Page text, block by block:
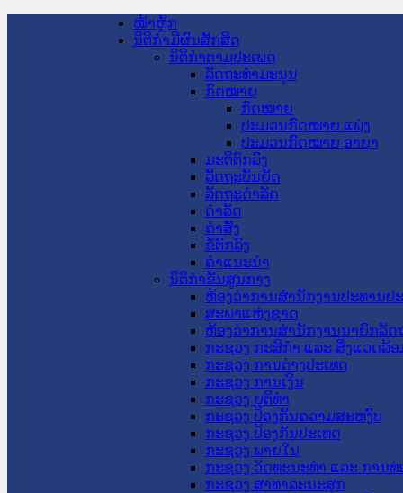
ໜ້າຫຼັກ
ນິຕິກໍາມີຜົນສັກສິດ
ນິຕິກໍາຕາມປະເພດ
ລັດຖະທໍາມະນູນ
ກົດໝາຍ
ກົດໝາຍ
ປະມວນກົດໝາຍ ແພ່ງ
ປະມວນກົດໝາຍ ອາຍາ
ມະຕິຕົກລົງ
ລັດຖະບັນຍັດ
ລັດຖະດໍາລັດ
ດໍາລັດ
ຄໍາສັ່ງ
ຂໍ້ຕົກລົງ
ຄໍາແນະນໍາ
ນິຕິກໍາຂັ້ນສູນກາງ
ຫ້ອງວ່າການສໍານັກງານປະທານປ
ສະພາແຫ່ງຊາດ
ຫ້ອງວ່າການສຳນັກງານນາຍົກລັດ
ກະຊວງ ກະສິກຳ ແລະ ສິ່ງແວດລ້ອ
ກະຊວງ ການຕ່າງປະເທດ
ກະຊວງ ການເງິນ
ກະຊວງ ຍຸຕິທໍາ
ກະຊວງ ປ້ອງກັນຄວາມສະຫງົບ
ກະຊວງ ປ້ອງກັນປະເທດ
ກະຊວງ ພາຍໃນ
ກະຊວງ ວັດທະນະທຳ ແລະ ການທ່
ກະຊວງ ສາທາລະນະສຸກ